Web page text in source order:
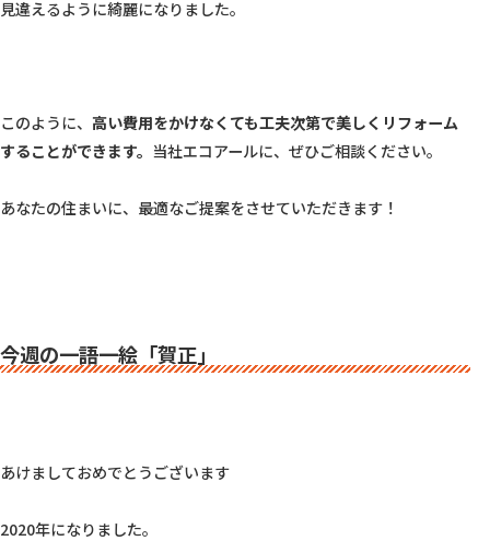
見違えるように綺麗になりました。
このように、 高い費用をかけなくても工夫次第で美しくリフォーム
することができます。 当社エコアールに、ぜひご相談ください。
あなたの住まいに、最適なご提案をさせていただきます！
今週の一語一絵「賀正」
あけましておめでとうございます
2020年になりました。